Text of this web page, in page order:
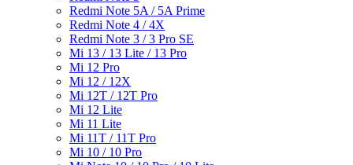
Redmi Note 5A / 5A Prime
Redmi Note 4 / 4X
Redmi Note 3 / 3 Pro SE
Mi 13 / 13 Lite / 13 Pro
Mi 12 Pro
Mi 12 / 12X
Mi 12T / 12T Pro
Mi 12 Lite
Mi 11 Lite
Mi 11T / 11T Pro
Mi 10 / 10 Pro